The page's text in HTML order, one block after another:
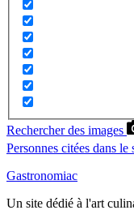
Rechercher des images
Personnes citées dans le
Gastronomiac
Un site dédié à l'art